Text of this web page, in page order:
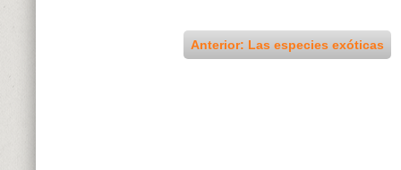
Anterior: Las especies exóticas